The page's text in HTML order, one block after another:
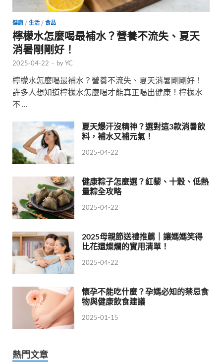
健康 / 生活 / 食品
檸檬水怎麼喝最補水？營養不流失、夏天
消暑剛剛好！
2025-04-22 - byYC
檸檬水怎麼喝最補水？營養不流失、夏天消暑剛剛好！
許多人想知道檸檬水怎麼喝才能真正喝出健康！檸檬水
不 …
夏天爆汗沒精神？選對這3款消暑飲
料，補水又補元氣！
2025-04-22
健康粽子怎麼選？紅藜、十穀、低熱
量粽全攻略
2025-04-22
2025母親節送禮推薦｜讓媽媽笑得
比花還燦爛的實用清單！
2025-04-22
懷孕不能吃什麼？孕媽必知的禁忌食
物與健康飲食建議
2025-01-15
熱門文章